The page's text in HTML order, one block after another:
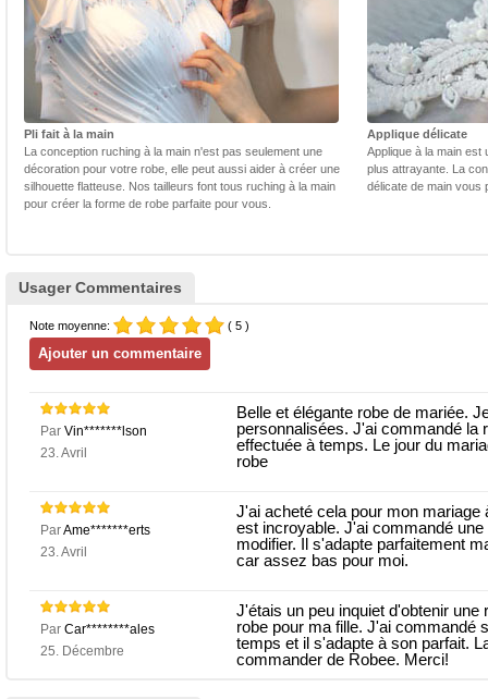
Pli fait à la main
La conception ruching à la main n'est pas seulement une
décoration pour votre robe, elle peut aussi aider à créer une
silhouette flatteuse. Nos tailleurs font tous ruching à la main
pour créer la forme de robe parfaite pour vous.
Applique délicate
Applique à la main est
plus attrayante. La
délicate de main vous
Usager Commentaires
Note moyenne: ( 5 )
Par Vin*******lson
23. Avril
Belle et élégante robe de mariée.
personnalisées. J'ai commandé la
effectuée à temps. Le jour du
robe
ParAme*******erts
23. Avril
J'ai acheté cela pour mon mariage
est incroyable. J'ai commandé
modifier. Il s'adapte parfaitement
car assez bas pour moi.
Par Car********ales
25. Décembre
J'étais un peu inquiet d'obtenir
robe pour ma fille. J'ai commandé
temps et il s'adapte à son parfait.
commander de Robee. Merci!